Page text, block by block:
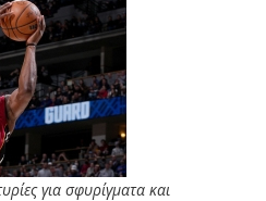
για σφυρίγματα και